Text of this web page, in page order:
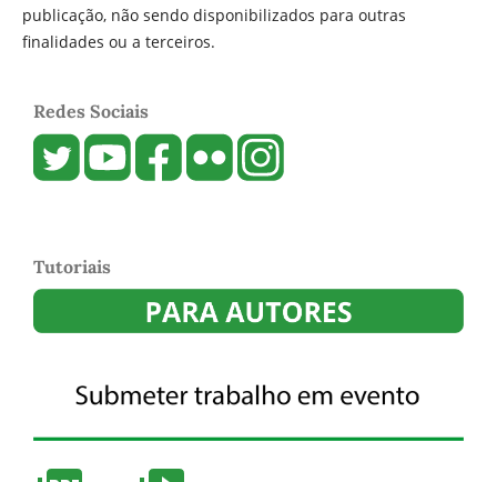
publicação, não sendo disponibilizados para outras
finalidades ou a terceiros.
Redes Sociais
Tutoriais